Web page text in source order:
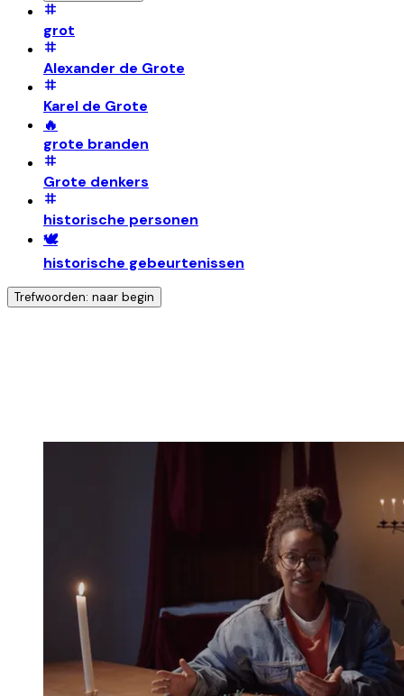
grot
Alexander de Grote
Karel de Grote
🔥
grote branden
Grote denkers
historische personen
🕊️
historische gebeurtenissen
Trefwoorden: naar begin